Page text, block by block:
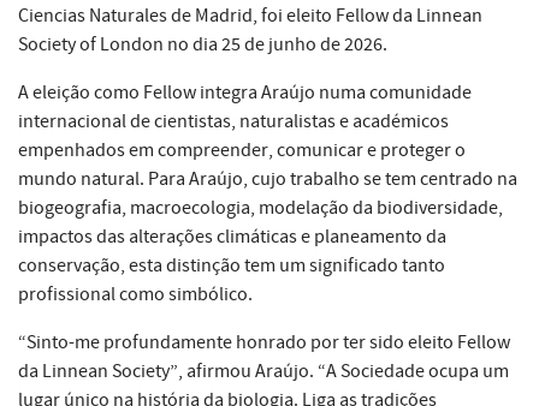
Ciencias Naturales de Madrid, foi eleito Fellow da Linnean
Society of London no dia 25 de junho de 2026.
A eleição como Fellow integra Araújo numa comunidade
internacional de cientistas, naturalistas e académicos
empenhados em compreender, comunicar e proteger o
mundo natural. Para Araújo, cujo trabalho se tem centrado na
biogeografia, macroecologia, modelação da biodiversidade,
impactos das alterações climáticas e planeamento da
conservação, esta distinção tem um significado tanto
profissional como simbólico.
“Sinto-me profundamente honrado por ter sido eleito Fellow
da Linnean Society”, afirmou Araújo. “A Sociedade ocupa um
lugar único na história da biologia. Liga as tradições